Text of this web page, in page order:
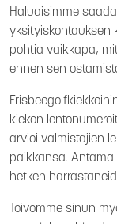
Haluaisimme
yksityiskohtauksen
pohtia vaikkapa,
ennen sen
kiekon
arvioi valmistajien
paikkansa.
hetken
Toivomme sinun